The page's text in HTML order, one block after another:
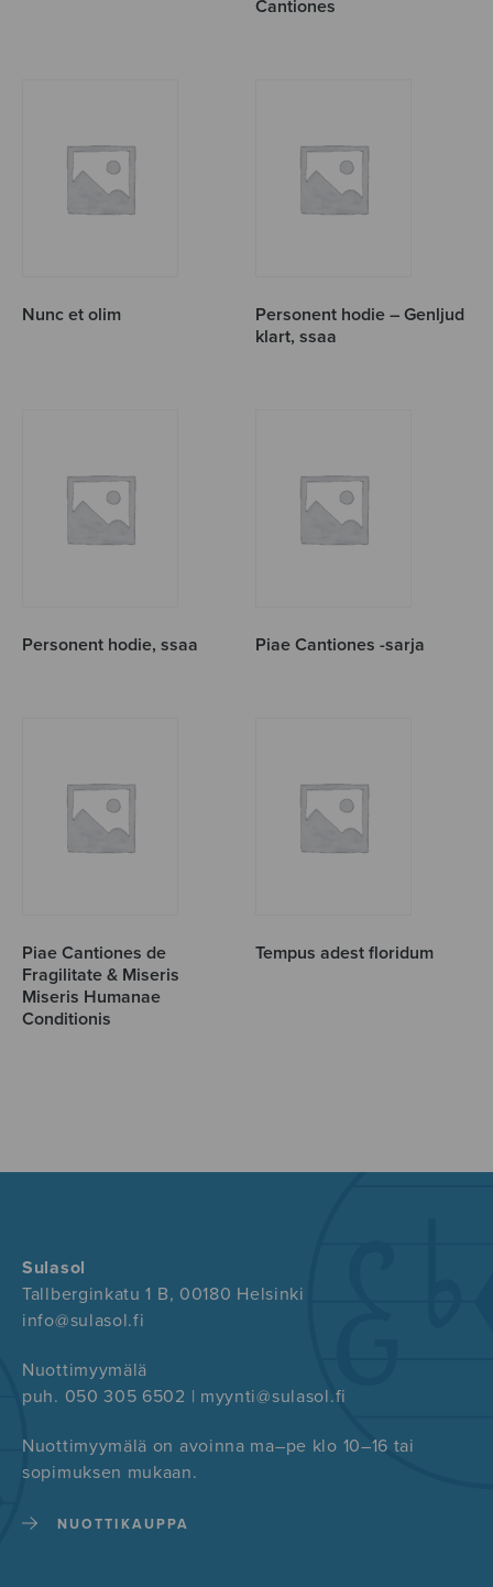
Cantiones
Nunc et olim
Personent hodie – Genljud
klart, ssaa
Personent hodie, ssaa Piae Cantiones -sarja
Piae Cantiones de
Fragilitate & Miseris
Miseris Humanae
Conditionis
Tempus adest floridum
Sulasol
Tallberginkatu 1 B, 00180 Helsinki
info@sulasol.fi
Nuottimyymälä
puh. 050 305 6502 | myynti@sulasol.fi
Nuottimyymälä on avoinna ma–pe klo 10–16 tai
sopimuksen mukaan.
NUOTTIKAUPPA